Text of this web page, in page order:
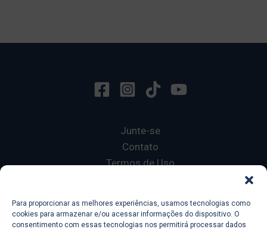
Para proporcionar as melhores experiências, usamos tecnologias como
cookies para armazenar e/ou acessar informações do dispositivo. O
consentimento com essas tecnologias nos permitirá processar dados
Junte-se
Contato
Termos de Uso
Copyright © 2026 Ecole 601